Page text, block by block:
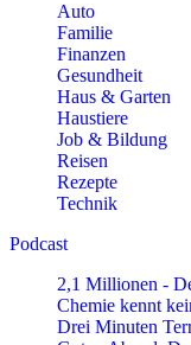
Auto
Familie
Finanzen
Gesundheit
Haus & Garten
Haustiere
Job & Bildung
Reisen
Rezepte
Technik
Podcast
2,1 Millionen -
Chemie kennt
Drei Minuten